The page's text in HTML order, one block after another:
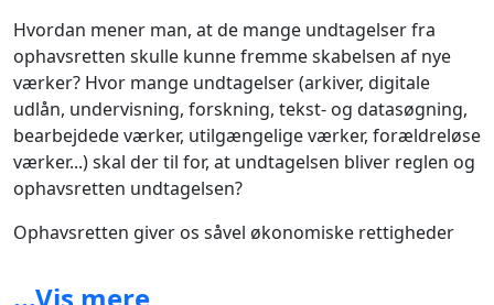
Hvordan mener man, at de mange undtagelser fra
ophavsretten skulle kunne fremme skabelsen af nye
værker? Hvor mange undtagelser (arkiver, digitale
udlån, undervisning, forskning, tekst- og datasøgning,
bearbejdede værker, utilgængelige værker, forældreløse
værker...) skal der til for, at undtagelsen bliver reglen og
ophavsretten undtagelsen?
Ophavsretten giver os såvel økonomiske rettigheder
derfor er den af afgørende betydning for os.